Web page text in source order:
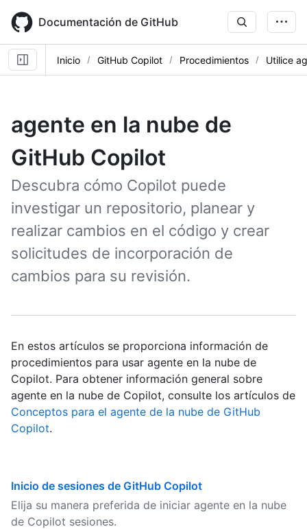
main
content
Documentación de GitHub
Inicio GitHub Copilot Procedimientos Utilice
agente en la nube de
GitHub Copilot
Descubra cómo Copilot puede
investigar un repositorio, planear y
realizar cambios en el código y crear
solicitudes de incorporación de
cambios para su revisión.
En estos artículos se proporciona información de
procedimientos para usar agente en la nube de
Copilot. Para obtener información general sobre
agente en la nube de Copilot, consulte los artículos de
Conceptos para el agente de la nube de GitHub
Copilot.
Inicio de sesiones de GitHub Copilot
Elija su manera preferida de iniciar agente en la nube
de Copilot sesiones.